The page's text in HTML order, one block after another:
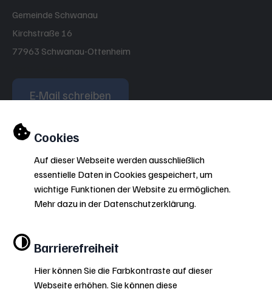
Einstellungen zu Cookies und
Cookies
Auf dieser Webseite werden ausschließlich
essentielle Daten in Cookies gespeichert, um
wichtige Funktionen der Website zu ermöglichen.
Mehr dazu in der Datenschutzerklärung.
Barrierefreiheit
Hier können Sie die Farbkontraste auf dieser
Webseite erhöhen. Sie können diese
Gemeinde Schwanau
Kirchstraße 16
77963 Schwanau-Ottenheim
E-Mail schreiben
Öffnungszeiten
Impressum Barrierefreiheit
Inhaltsverzeichnis
Datenschutzerklärung
Gebärdensprache